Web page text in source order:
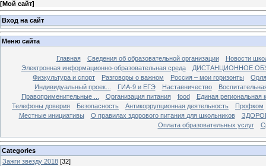
[Мой сайт]
Вход на сайт
Меню сайта
Главная Сведения об образовательной организации
Новости
Электронная информационно-образовательная среда
ДИСТАНЦИОННОЕ
Физкультура и спорт
Разговоры о важном Россия – мои горизонты
Индивидуальный проек...
ГИА-9 и ЕГЭ Наставничество
Правоприменительные ...
Организация питания food
Единая региональная
Телефоны доверия
Безопасность Антикоррупционная деятельность
Профком
Местные инициативы
О правилах здорового питания для школьников
Оплата образовательных услуг
Categories
Зажги звезду 2018 [32]